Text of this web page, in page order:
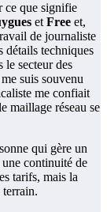
ce que signifie
et Free et,
de journaliste
détails techniques
le secteur des
me suis souvenu
me confiait
maillage réseau se
qui gère un
continuité de
tarifs, mais la
terrain.